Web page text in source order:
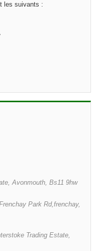
les suivants :
Avonmouth, Bs11 9hw
Park Rd,frenchay,
Trading Estate,